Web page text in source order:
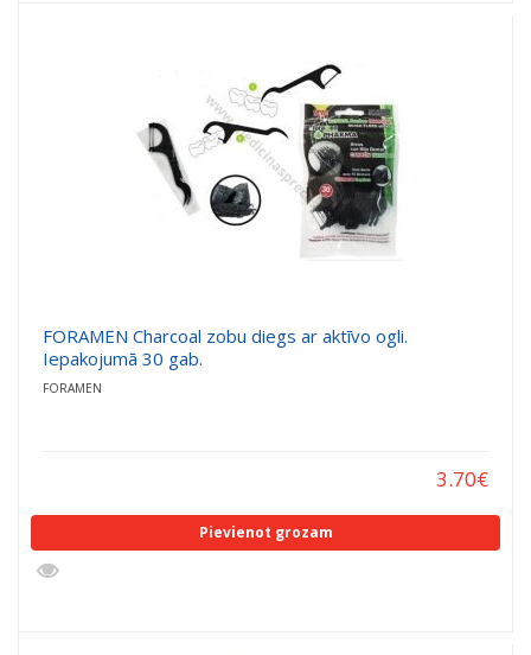
FORAMEN Charcoal zobu diegs ar aktīvo ogli.
Iepakojumā 30 gab.
FORAMEN
3.70€
Pievienot grozam